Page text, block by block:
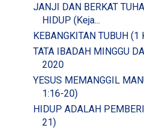
JANJI DAN BERKAT
HIDUP (Keja...
KEBANGKITAN TUBUH
TATA IBADAH MINGGU
2020
YESUS MEMANGGIL
1:16-20)
HIDUP ADALAH
21)